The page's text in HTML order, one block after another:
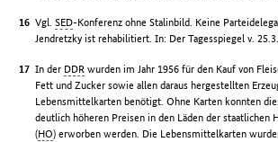
Vgl.SED-Konferenz ohne Stalinbild. Keine
Jendretzky ist rehabilitiert. In: Der Tagesspiegel v.
In der DDR wurden im Jahr 1956 für den Kauf von
Fett und Zucker sowie allen daraus hergestellten
Lebensmittelkarten benötigt. Ohne Karten konnten
deutlich höheren Preisen in den Läden der staatlichen
(HO) erworben werden. Die Lebensmittelkarten